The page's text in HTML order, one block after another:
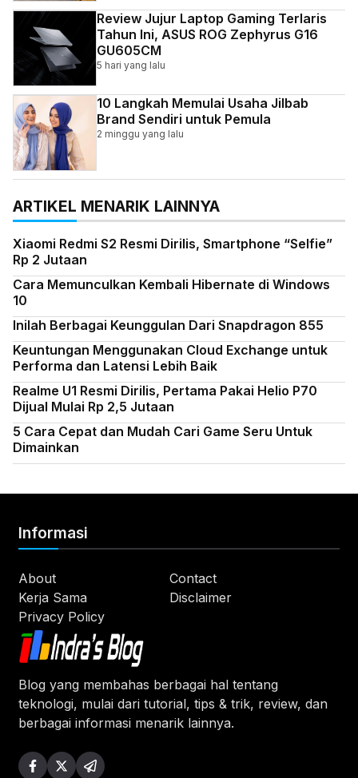
Review Jujur Laptop Gaming Terlaris
Tahun Ini, ASUS ROG Zephyrus G16
GU605CM
5 hari yang lalu
10 Langkah Memulai Usaha Jilbab
Brand Sendiri untuk Pemula
2 minggu yang lalu
ARTIKEL MENARIK LAINNYA
Xiaomi Redmi S2 Resmi Dirilis, Smartphone “Selfie”
Rp 2 Jutaan
Cara Memunculkan Kembali Hibernate di Windows
10
Inilah Berbagai Keunggulan Dari Snapdragon 855
Keuntungan Menggunakan Cloud Exchange untuk
Performa dan Latensi Lebih Baik
Realme U1 Resmi Dirilis, Pertama Pakai Helio P70
Dijual Mulai Rp 2,5 Jutaan
5 Cara Cepat dan Mudah Cari Game Seru Untuk
Dimainkan
Blog yang membahas berbagai hal tentang
teknologi, mulai dari tutorial, tips & trik, review, dan
berbagai informasi menarik lainnya.
Informasi
About
Contact
Kerja Sama
Disclaimer
Privacy Policy